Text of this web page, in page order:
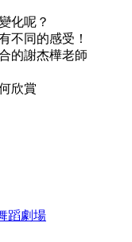
化呢？
不同的感受！
的謝杰樺老師
欣賞
蹈劇場